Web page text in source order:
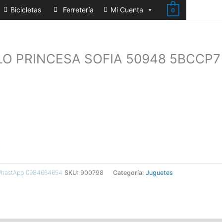
Bicicletas Ferretería Mi Cuenta 0
PRINCESA SOFIA 50948 5BCCP7
0984664654 SKU: 900798 Categoría: Juguetes